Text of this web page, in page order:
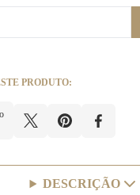
PRODUTO:
DESCRIÇÃO